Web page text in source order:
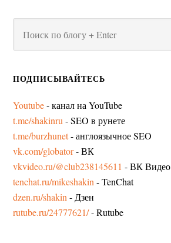
ПОДПИСЫВАЙТЕСЬ
Youtube- канал на YouTube
t.me/shakinru - SEO в рунете
t.me/burzhunet- англоязычное SEO
vk.com/globator- ВК
vkvideo.ru/@club238145611 - ВК Видео
tenchat.ru/mikeshakin - TenChat
dzen.ru/shakin - Дзен
rutube.ru/24777621/- Rutube